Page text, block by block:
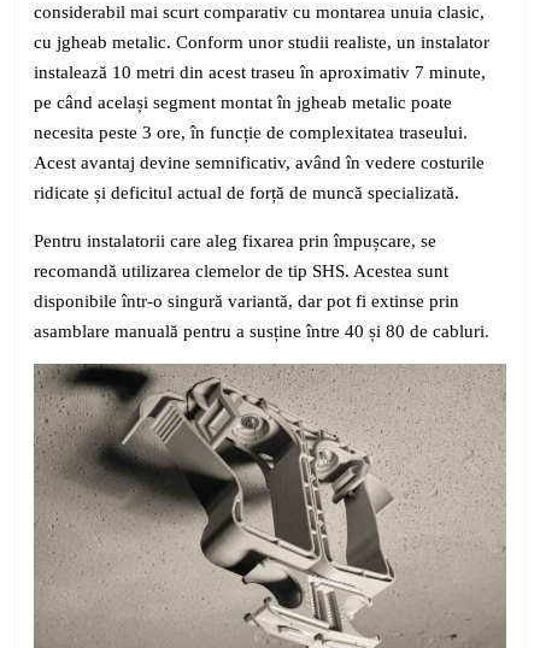
considerabil mai scurt comparativ cu montarea unuia clasic,
cu jgheab metalic. Conform unor studii realiste, un instalator
instalează 10 metri din acest traseu în aproximativ 7 minute,
pe când același segment montat în jgheab metalic poate
necesita peste 3 ore, în funcție de complexitatea traseului.
Acest avantaj devine semnificativ, având în vedere costurile
ridicate și deficitul actual de forță de muncă specializată.
Pentru instalatorii care aleg fixarea prin împușcare, se
recomandă utilizarea clemelor de tip SHS. Acestea sunt
disponibile într-o singură variantă, dar pot fi extinse prin
asamblare manuală pentru a susține între 40 și 80 de cabluri.